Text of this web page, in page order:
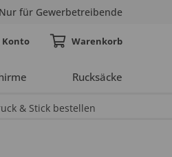
Nur für Gewerbetreibende
Rucksäcke
Konto
& Stick bestellen